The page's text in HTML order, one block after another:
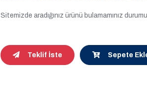
Sitemizde aradığınız ürünü bulamamınız
Teklif İste Sepete